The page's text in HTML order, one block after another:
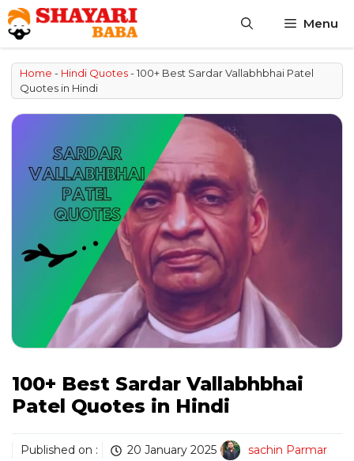
Skip
to
content
Menu
Home - Hindi Quotes-100+ Best Sardar Vallabhbhai Patel
Quotes in Hindi
100+ Best Sardar Vallabhbhai
Patel Quotes in Hindi
Published on : 20 January 2025 sachin Parmar